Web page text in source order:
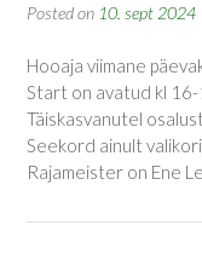
Posted on 10. sept 2024
Hooaja viimane
Start on avatud kl 16-
Täiskasvanutel
Seekord ainult
Rajameister on Ene